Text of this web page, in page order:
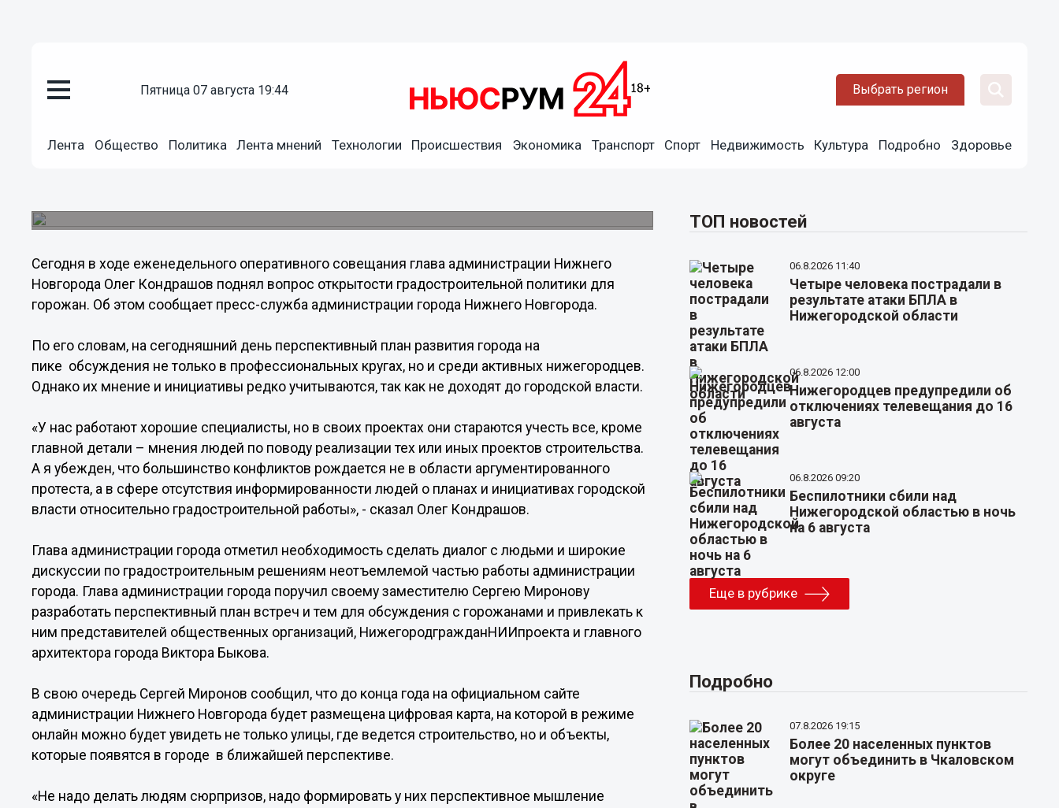
пятница 07 августа 19:44 Выбрать регион
Лента Общество Политика Лента мнений Технологии Происшествия Экономика Транспорт Спорт Недвижимость Культура Подробно Здоровье
07.10.2013 14:29
«Считаю правильным – делать градостроительные
решения открытыми и понятными для горожан», - Олег
Сегодня в ходе еженедельного оперативного совещания глава администрации Нижнего
Новгорода Олег Кондрашов поднял вопрос открытости градостроительной политики для
горожан. Об этом сообщает пресс-служба администрации города Нижнего Новгорода.
По его словам, на сегодняшний день перспективный план развития города на
пике обсуждения не только в профессиональных кругах, но и среди активных нижегородцев.
Однако их мнение и инициативы редко учитываются, так как не доходят до городской власти.
«У нас работают хорошие специалисты, но в своих проектах они стараются учесть все, кроме
главной детали – мнения людей по поводу реализации тех или иных проектов строительства.
А я убежден, что большинство конфликтов рождается не в области аргументированного
протеста, а в сфере отсутствия информированности людей о планах и инициативах городской
власти относительно градостроительной работы», - сказал Олег Кондрашов.
Глава администрации города отметил необходимость сделать диалог с людьми и широкие
дискуссии по градостроительным решениям неотъемлемой частью работы администрации
города. Глава администрации города поручил своему заместителю Сергею Миронову
разработать перспективный план встреч и тем для обсуждения с горожанами и привлекать к
ним представителей общественных организаций, НижегородгражданНИИпроекта и главного
архитектора города Виктора Быкова.
В свою очередь Сергей Миронов сообщил, что до конца года на официальном сайте
администрации Нижнего Новгорода будет размещена цифровая карта, на которой в режиме
онлайн можно будет увидеть не только улицы, где ведется строительство, но и объекты,
которые появятся в городе в ближайшей перспективе.
«Не надо делать людям сюрпризов, надо формировать у них перспективное мышление
ТОП новостей
06.8.2026 11:40
Четыре человека пострадали в
результате атаки БПЛА в
Нижегородской области
06.8.2026 12:00
Нижегородцев предупредили об
отключениях телевещания до 16
августа
06.8.2026 09:20
Беспилотники сбили над
Нижегородской областью в ночь
на 6 августа
Еще в рубрике
Подробно
07.8.2026 19:15
Более 20 населенных пунктов
могут объединить в Чкаловском
округе